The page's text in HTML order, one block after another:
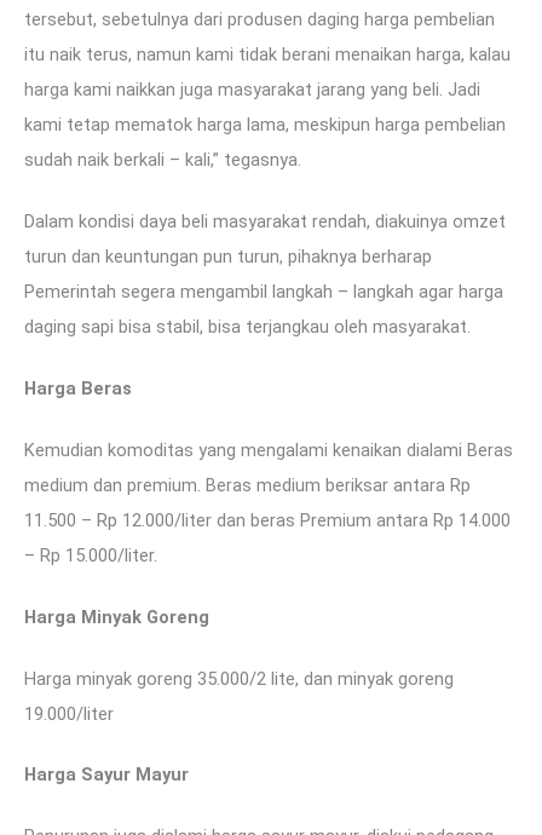
tersebut, sebetulnya dari produsen daging harga pembelian
itu naik terus, namun kami tidak berani menaikan harga, kalau
harga kami naikkan juga masyarakat jarang yang beli. Jadi
kami tetap mematok harga lama, meskipun harga pembelian
sudah naik berkali – kali,” tegasnya.
Dalam kondisi daya beli masyarakat rendah, diakuinya omzet
turun dan keuntungan pun turun, pihaknya berharap
Pemerintah segera mengambil langkah – langkah agar harga
daging sapi bisa stabil, bisa terjangkau oleh masyarakat.
Harga Beras
Kemudian komoditas yang mengalami kenaikan dialami Beras
medium dan premium. Beras medium beriksar antara Rp
11.500 – Rp 12.000/liter dan beras Premium antara Rp 14.000
– Rp 15.000/liter.
Harga Minyak Goreng
Harga minyak goreng 35.000/2 lite, dan minyak goreng
19.000/liter
Harga Sayur Mayur